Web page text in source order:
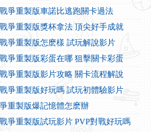
爭重製版車諾比逃跑關卡過法
爭重製版獎杯拿法 頂尖好手成就
爭重製版怎麽樣 試玩解說影片
爭重製版彩蛋在哪 狙擊關卡彩蛋
爭重製版影片攻略 關卡流程解說
爭重製版好玩嗎 試玩初體驗影片
重製版爆記憶體怎麽辦
爭重製版試玩影片 PVP對戰好玩嗎